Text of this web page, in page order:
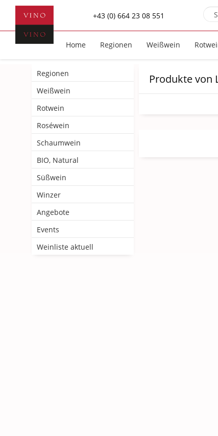
+43 (0) 664 23 08 551
Home Regionen Weißwein
Regionen
Weißwein
Rotwein
Roséwein
Schaumwein
BIO, Natural
Süßwein
Winzer
Angebote
Events
Weinliste aktuell
Produkte von